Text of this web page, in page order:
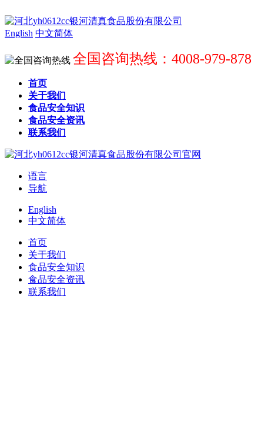
English 中文简体
全国咨询热线：4008-979-878
首页
关于我们
食品安全知识
食品安全资讯
联系我们
语言
导航
English
中文简体
首页
关于我们
食品安全知识
食品安全资讯
联系我们